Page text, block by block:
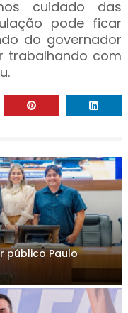
cuidado das
pode ficar
do governador
trabalhando com
público Paulo